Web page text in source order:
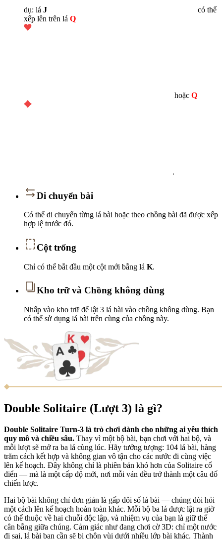
dụ: lá J
có thể
xếp lên trên lá Q
hoặc Q
.
Di chuyển bài
Có thể di chuyển từng lá bài hoặc theo chồng bài đã được xếp
hợp lệ trước đó.
Cột trống
Chỉ có thể bắt đầu một cột mới bằng lá K.
Kho trữ và Chồng không dùng
Nhấp vào kho trữ để lật 3 lá bài vào chồng không dùng. Bạn
có thể sử dụng lá bài trên cùng của chồng này.
Double Solitaire (Lượt 3) là gì?
Double Solitaire Turn-3 là trò chơi dành cho những ai yêu thích
quy mô và chiều sâu. Thay vì một bộ bài, bạn chơi với hai bộ, và
mỗi lượt sẽ mở ra ba lá cùng lúc. Hãy tưởng tượng: 104 lá bài, hàng
trăm cách kết hợp và không gian vô tận cho các nước đi cùng việc
lên kế hoạch. Đây không chỉ là phiên bản khó hơn của Solitaire cổ
điển — mà là một cấp độ mới, nơi mỗi ván đều trở thành một câu đố
chiến lược.
Hai bộ bài không chỉ đơn giản là gấp đôi số lá bài — chúng đòi hỏi
một cách lên kế hoạch hoàn toàn khác. Mỗi bộ ba lá được lật ra giờ
có thể thuộc về hai chuỗi độc lập, và nhiệm vụ của bạn là giữ thế
cân bằng giữa chúng. Cảm giác như đang chơi cờ 3D: chỉ một nước
đi sai, lá bài bạn cần sẽ bị chôn vùi dưới nhiều lớp bài khác. Thành